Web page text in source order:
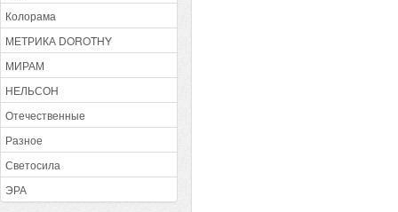
Колорама
МЕТРИКА DOROTHY
МИРАМ
НЕЛЬСОН
Отечественные
Разное
Светосила
ЭРА